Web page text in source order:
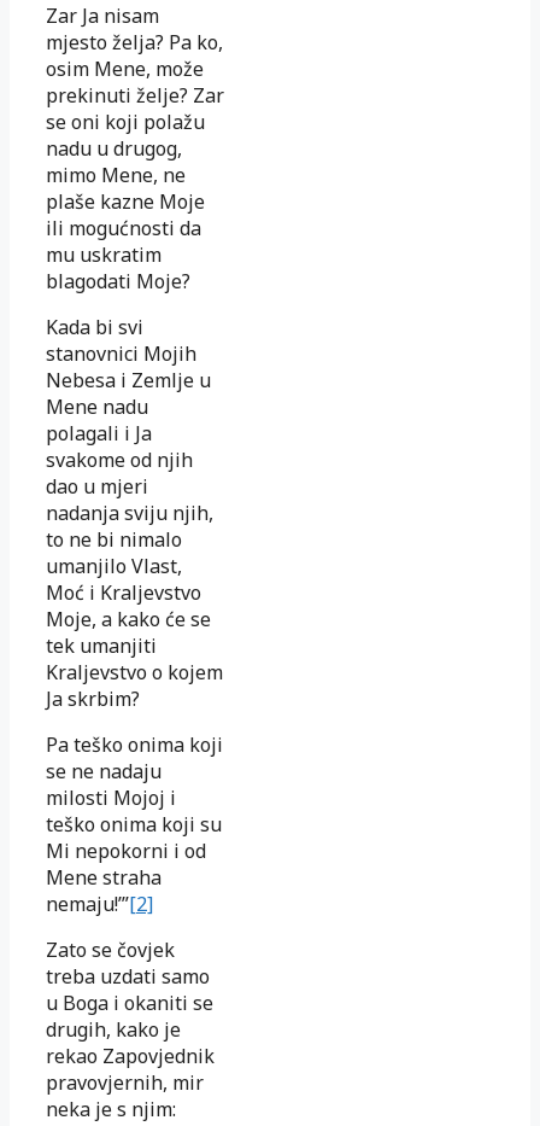
Zar Ja nisam
mjesto želja? Pa ko,
osim Mene, može
prekinuti želje? Zar
se oni koji polažu
nadu u drugog,
mimo Mene, ne
plaše kazne Moje
ili mogućnosti da
mu uskratim
blagodati Moje?
Kada bi svi
stanovnici Mojih
Nebesa i Zemlje u
Mene nadu
polagali i Ja
svakome od njih
dao u mjeri
nadanja sviju njih,
to ne bi nimalo
umanjilo Vlast,
Moć i Kraljevstvo
Moje, a kako će se
tek umanjiti
Kraljevstvo o kojem
Ja skrbim?
Pa teško onima koji
se ne nadaju
milosti Mojoj i
teško onima koji su
Mi nepokorni i od
Mene straha
nemaju!’”[2]
Zato se čovjek
treba uzdati samo
u Boga i okaniti se
drugih, kako je
rekao Zapovjednik
pravovjernih, mir
neka je s njim: